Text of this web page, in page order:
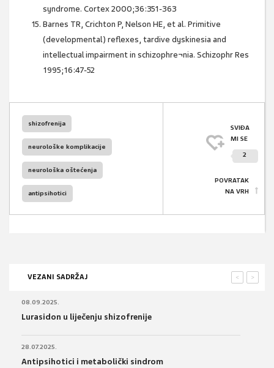
syndrome. Cortex 2000;36:351-363
Barnes TR, Crichton P, Nelson HE, et al. Primitive
(developmental) reflexes, tardive dyskinesia and
intellectual impairment in schizophre¬nia. Schizophr Res
1995;16:47-52
shizofrenija
neurološke komplikacije
neurološka oštećenja
antipsihotici
SVIĐA
MI SE
2
POVRATAK
NA VRH
VEZANI SADRŽAJ >
<
08.09.2025.
Lurasidon u liječenju shizofrenije
28.07.2025.
Antipsihotici i metabolički sindrom